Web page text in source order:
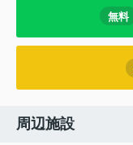
無料
周辺施設